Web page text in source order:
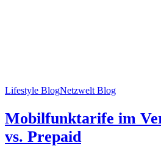
Lifestyle BlogNetzwelt Blog
Mobilfunktarife im
vs. Prepaid